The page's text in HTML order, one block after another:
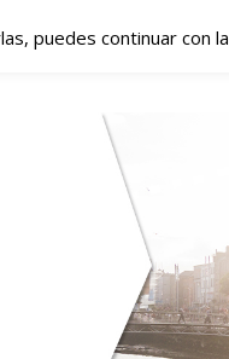
Vivir
puedes continuar con